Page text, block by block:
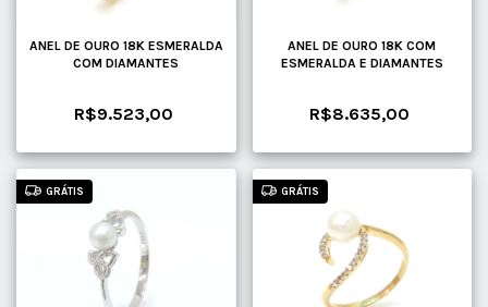
ANEL DE OURO 18K ESMERALDA
COM DIAMANTES
R$9.523,00
ANEL DE OURO 18K COM
ESMERALDA E DIAMANTES
R$8.635,00
GRÁTIS GRÁTIS